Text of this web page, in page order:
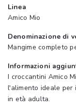
Linea
Amico Mio
Denominazione di
Mangime completo
Informazioni
I croccantini Amico
l'alimento ideale per
in età adulta.